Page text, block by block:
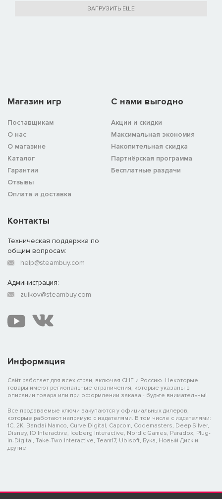
ЗАГРУЗИТЬ ЕЩЕ
Магазин игр
Поставщикам
О нас
О магазине
Каталог
Гарантии
Отзывы
Оплата и доставка
C нами выгодно
Акции и скидки
Максимальная экономия
Накопительная скидка
Партнёрская программа
Бесплатные раздачи
Информация
Сайт работает для всех стран, включая СНГ и Россию. Некоторые
товары имеют региональные ограничения, которые указаны в
описании товара или при оформлении заказа - будьте внимательны!
Все продаваемые ключи закупаются у официальных дилеров,
которые работают напрямую с издателями. В том числе с издателями:
1C, 2K, Bandai Namco, Curve Digital, Capcom, Codemasters, Deep Silver,
Disney, IO Interactive, Iceberg Interactive, Nordic Games, Paradox, Plug-
in-Digital, Take-Two Interactive, Team17, Ubisoft, Бука, Новый Диск и
другие
Контакты
Техническая поддержка по
общим вопросам:
help@steambuy.com
Администрация:
zuikov@steambuy.com